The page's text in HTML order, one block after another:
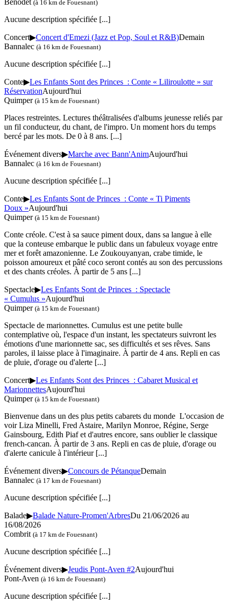
(à 16 km de Fouesnant)
Aucune description spécifiée [...]
Concert▶Concert d'Emezi (Jazz et Pop, Soul et R&B)Demain
Bannalec (à 16 km de Fouesnant)
Aucune description spécifiée [...]
Conte▶Les Enfants Sont des Princes : Conte « Liliroulotte » sur
RéservationAujourd'hui
Quimper (à 15 km de Fouesnant)
Places restreintes. Lectures théâtralisées d'albums jeunesse reliés par
un fil conducteur, du chant, de l'impro. Un moment hors du temps
bercé par les mots. De 0 à 8 ans. [...]
Événement divers▶Marche avec Bann'AnimAujourd'hui
Bannalec (à 16 km de Fouesnant)
Aucune description spécifiée [...]
Conte▶Les Enfants Sont de Princes : Conte « Ti Piments
Doux »Aujourd'hui
Quimper (à 15 km de Fouesnant)
Conte créole. C'est à sa sauce piment doux, dans sa langue à elle
que la conteuse embarque le public dans un fabuleux voyage entre
mer et forêt amazonienne. Le Zoukouyanyan, crabe timide, le
poisson amoureux et pâté coco seront contés au son des percussions
et des chants créoles. À partir de 5 ans [...]
Spectacle▶Les Enfants Sont de Princes : Spectacle
« Cumulus »Aujourd'hui
Quimper (à 15 km de Fouesnant)
Spectacle de marionnettes. Cumulus est une petite bulle
contemplative où, l'espace d'un instant, les spectateurs suivront les
émotions d'une marionnette sac, ses difficultés et ses rêves. Sans
paroles, il laisse place à l'imaginaire. À partir de 4 ans. Repli en cas
de pluie, d'orage ou d'alerte [...]
Concert▶Les Enfants Sont des Princes : Cabaret Musical et
MarionnettesAujourd'hui
Quimper (à 15 km de Fouesnant)
Bienvenue dans un des plus petits cabarets du monde L'occasion de
voir Liza Minelli, Fred Astaire, Marilyn Monroe, Régine, Serge
Gainsbourg, Edith Piaf et d'autres encore, sans oublier le classique
french-cancan. À partir de 3 ans. Repli en cas de pluie, d'orage ou
d'alerte canicule à l'intérieur [...]
Événement divers▶Concours de PétanqueDemain
Bannalec (à 17 km de Fouesnant)
Aucune description spécifiée [...]
Balade▶Balade Nature-Promen'ArbresDu 21/06/2026 au
16/08/2026
Combrit (à 17 km de Fouesnant)
Aucune description spécifiée [...]
Événement divers▶Jeudis Pont-Aven #2Aujourd'hui
Pont-Aven (à 16 km de Fouesnant)
Aucune description spécifiée [...]